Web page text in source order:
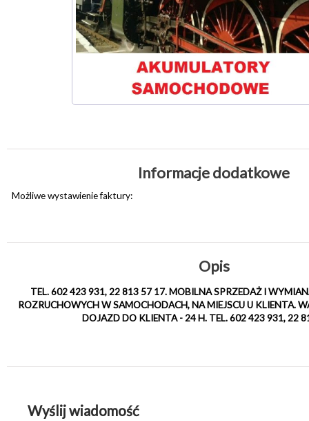
Informacje dodatkowe
Możliwe wystawienie faktury:
Opis
TEL. 602 423 931, 22 813 57 17. MOBILNA SPRZEDAŻ I
ROZRUCHOWYCH W SAMOCHODACH, NA MIEJSCU U KLIENTA.
DOJAZD DO KLIENTA - 24 H. TEL. 602 423 931, 22
Wyślij wiadomość